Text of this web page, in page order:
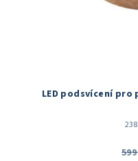
LED podsvícení pro